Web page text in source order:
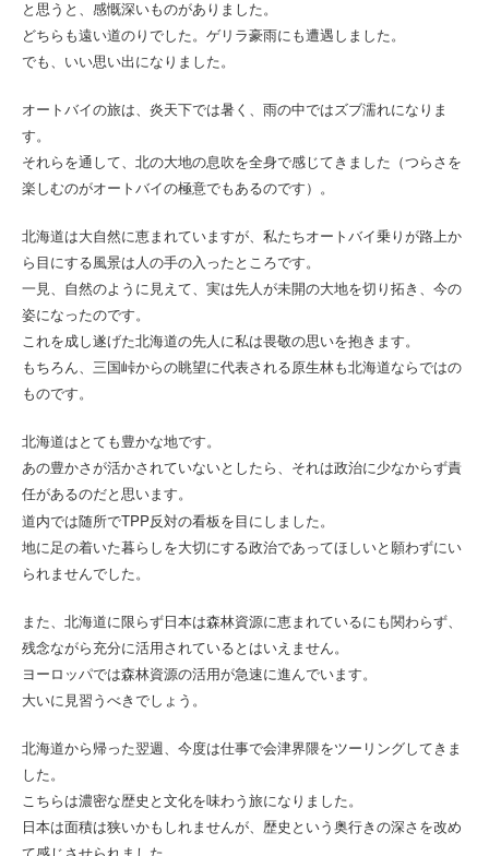
と思うと、感慨深いものがありました。
どちらも遠い道のりでした。ゲリラ豪雨にも遭遇しました。
でも、いい思い出になりました。
オートバイの旅は、炎天下では暑く、雨の中ではズブ濡れになりま
す。
それらを通して、北の大地の息吹を全身で感じてきました（つらさを
楽しむのがオートバイの極意でもあるのです）。
北海道は大自然に恵まれていますが、私たちオートバイ乗りが路上か
ら目にする風景は人の手の入ったところです。
一見、自然のように見えて、実は先人が未開の大地を切り拓き、今の
姿になったのです。
これを成し遂げた北海道の先人に私は畏敬の思いを抱きます。
もちろん、三国峠からの眺望に代表される原生林も北海道ならではの
ものです。
北海道はとても豊かな地です。
あの豊かさが活かされていないとしたら、それは政治に少なからず責
任があるのだと思います。
道内では随所でTPP反対の看板を目にしました。
地に足の着いた暮らしを大切にする政治であってほしいと願わずにい
られませんでした。
また、北海道に限らず日本は森林資源に恵まれているにも関わらず、
残念ながら充分に活用されているとはいえません。
ヨーロッパでは森林資源の活用が急速に進んでいます。
大いに見習うべきでしょう。
北海道から帰った翌週、今度は仕事で会津界隈をツーリングしてきま
した。
こちらは濃密な歴史と文化を味わう旅になりました。
日本は面積は狭いかもしれませんが、歴史という奥行きの深さを改め